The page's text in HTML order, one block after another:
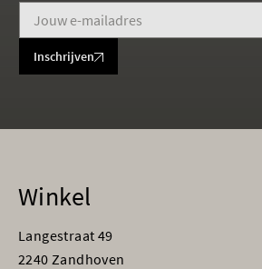
Inschrijven
Winkel
Langestraat 49
2240 Zandhoven